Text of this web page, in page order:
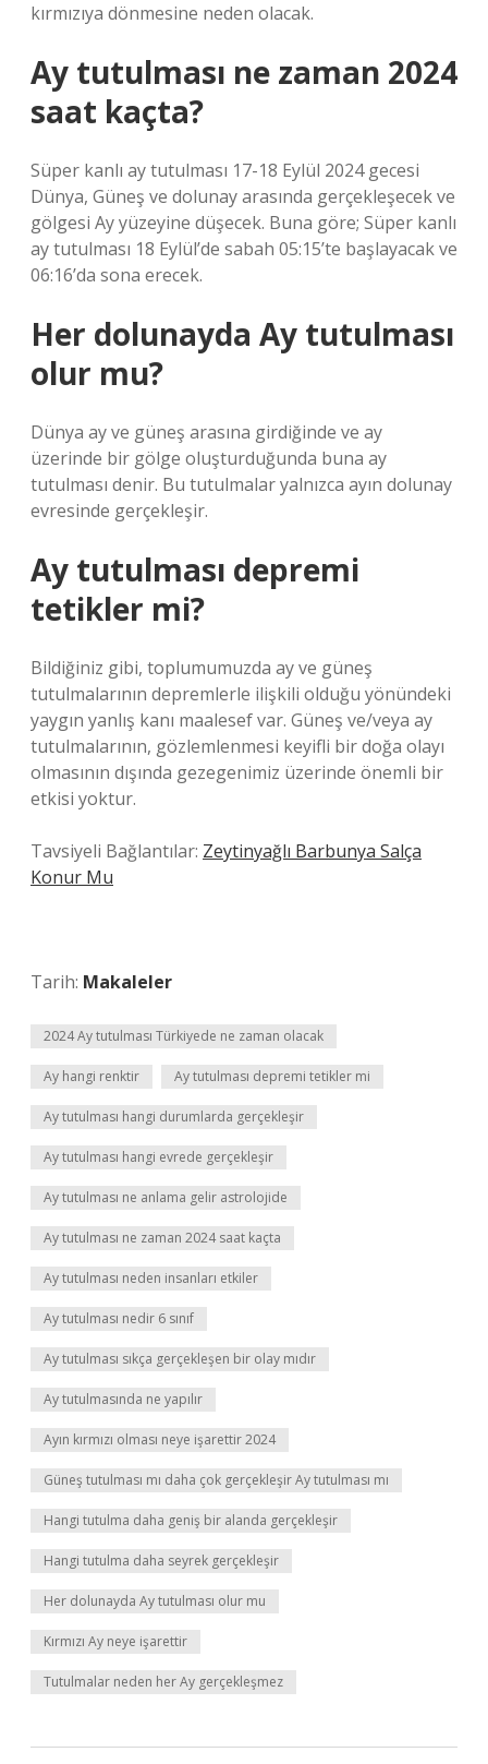
kırmızıya dönmesine neden olacak.
Ay tutulması ne zaman 2024
saat kaçta?
Süper kanlı ay tutulması 17-18 Eylül 2024 gecesi
Dünya, Güneş ve dolunay arasında gerçekleşecek ve
gölgesi Ay yüzeyine düşecek. Buna göre; Süper kanlı
ay tutulması 18 Eylül’de sabah 05:15’te başlayacak ve
06:16’da sona erecek.
Her dolunayda Ay tutulması
olur mu?
Dünya ay ve güneş arasına girdiğinde ve ay
üzerinde bir gölge oluşturduğunda buna ay
tutulması denir. Bu tutulmalar yalnızca ayın dolunay
evresinde gerçekleşir.
Ay tutulması depremi
tetikler mi?
Bildiğiniz gibi, toplumumuzda ay ve güneş
tutulmalarının depremlerle ilişkili olduğu yönündeki
yaygın yanlış kanı maalesef var. Güneş ve/veya ay
tutulmalarının, gözlemlenmesi keyifli bir doğa olayı
olmasının dışında gezegenimiz üzerinde önemli bir
etkisi yoktur.
Tavsiyeli Bağlantılar: Zeytinyağlı Barbunya Salça
Konur Mu
Tarih: Makaleler
2024 Ay tutulması Türkiyede ne zaman olacak
Ay hangi renktir Ay tutulması depremi tetikler mi
Ay tutulması hangi durumlarda gerçekleşir
Ay tutulması hangi evrede gerçekleşir
Ay tutulması ne anlama gelir astrolojide
Ay tutulması ne zaman 2024 saat kaçta
Ay tutulması neden insanları etkiler
Ay tutulması nedir 6 sınıf
Ay tutulması sıkça gerçekleşen bir olay mıdır
Ay tutulmasında ne yapılır
Ayın kırmızı olması neye işarettir 2024
Güneş tutulması mı daha çok gerçekleşir Ay tutulması mı
Hangi tutulma daha geniş bir alanda gerçekleşir
Hangi tutulma daha seyrek gerçekleşir
Her dolunayda Ay tutulması olur mu
Kırmızı Ay neye işarettir
Tutulmalar neden her Ay gerçekleşmez